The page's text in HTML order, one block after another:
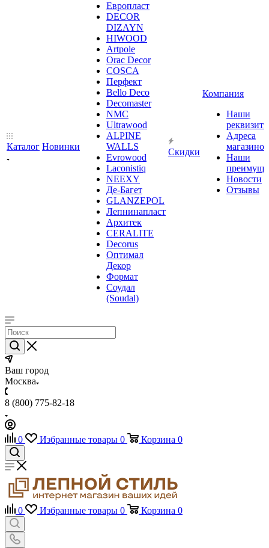
Каталог Новинки
Европласт
DECOR
DIZAYN
HIWOOD
Artpole
Orac Decor
COSCA
Перфект
Bello Deco
Decomaster
NMС
Ultrawood
ALPINE
WALLS
Evrowood
Laconistiq
NEEXY
Де-Багет
GLANZEPOL
Лепнинапласт
Архитек
CERALITE
Decorus
Оптимал
Декор
Формат
Соудал
(Soudal)
Скидки
Компания
Наши
Адреса
магазинов
Наши
Новости
Отзывы
Ваш город
Москва
8 (800) 775-82-18
0 Избранные товары 0 Корзина 0
0 Избранные товары 0 Корзина 0